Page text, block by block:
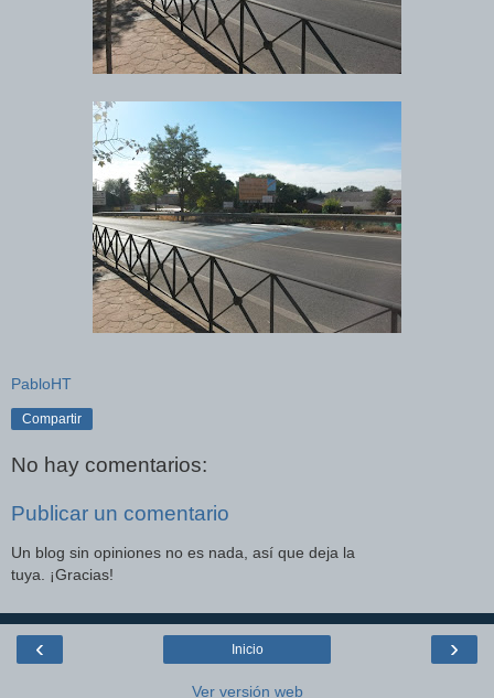
PabloHT
Compartir
No hay comentarios:
Publicar un comentario
Un blog sin opiniones no es nada, así que deja la
tuya. ¡Gracias!
‹ ›
Inicio
Ver versión web